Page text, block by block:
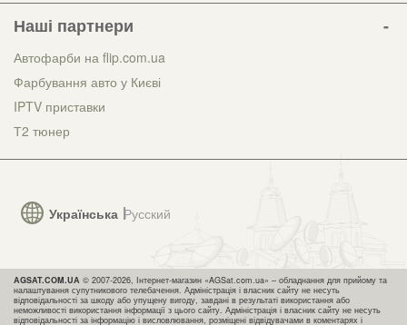
Українська Русский
Наші партнери
Автофарби на flip.com.ua
Фарбування авто у Києві
IPTV приставки
Т2 тюнер
AGSAT.COM.UA © 2007-2026, Інтернет-магазин «AGSat.com.ua» – обладнання для прийому та
налаштування супутникового телебачення. Адміністрація і власник сайту не несуть
відповідальності за шкоду або упущену вигоду, завдані в результаті використання або
неможливості використання інформації з цього сайту. Адміністрація і власник сайту не несуть
відповідальності за інформацію і висловлювання, розміщені відвідувачами в коментарях і